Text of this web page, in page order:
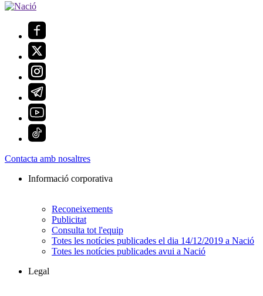
Contacta amb nosaltres
Informació corporativa
Reconeixements
Publicitat
Consulta tot l'equip
Totes les notícies publicades el dia 14/12/2019 a Nació
Totes les notícies publicades avui a Nació
Legal